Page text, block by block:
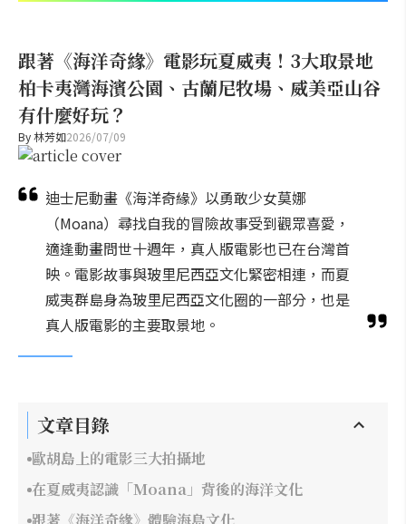
跟著《海洋奇緣》電影玩夏威夷！3大取景地
柏卡夷灣海濱公園、古蘭尼牧場、威美亞山谷
有什麼好玩？
By林芳如2026/07/09
迪士尼動畫《海洋奇緣》以勇敢少女莫娜
（Moana）尋找自我的冒險故事受到觀眾喜愛，
適逢動畫問世十週年，真人版電影也已在台灣首
映。電影故事與玻里尼西亞文化緊密相連，而夏
威夷群島身為玻里尼西亞文化圈的一部分，也是
真人版電影的主要取景地。
文章目錄
歐胡島上的電影三大拍攝地
在夏威夷認識「Moana」背後的海洋文化